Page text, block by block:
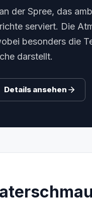
der Spree, das
serviert. Die
besonders die
darstellt.
Details ansehen